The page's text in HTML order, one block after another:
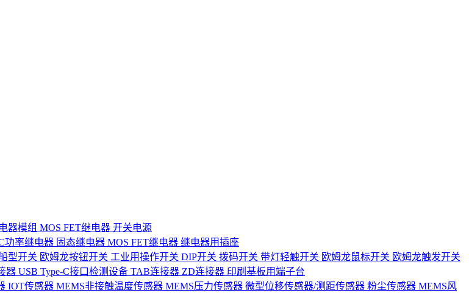
器模组 MOS FET继电器 开关电源
功率继电器 固态继电器 MOS FET继电器 继电器用插座
型开关 欧姆龙按钮开关 工业用操作开关 DIP开关 拨码开关 带灯轻触开关 欧姆龙鼠标开关 欧姆龙触发开关
器 USB Type-C接口检测设备 TAB连接器 ZD连接器 印刷基板用端子台
IOT传感器 MEMS非接触温度传感器 MEMS压力传感器 微型位移传感器/测距传感器 粉尘传感器 MEMS风